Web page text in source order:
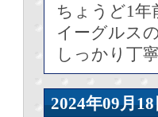
ちょうど1年
イーグルス
しっかり丁
2024年09